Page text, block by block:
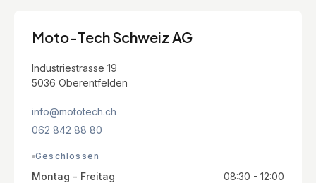
Moto-Tech Schweiz AG
Industriestrasse 19
5036 Oberentfelden
info@mototech.ch
062 842 88 80
Geschlossen
Montag - Freitag
08:30 - 12:00